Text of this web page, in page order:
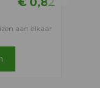
aan elkaar